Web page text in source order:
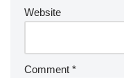
Website
Comment *